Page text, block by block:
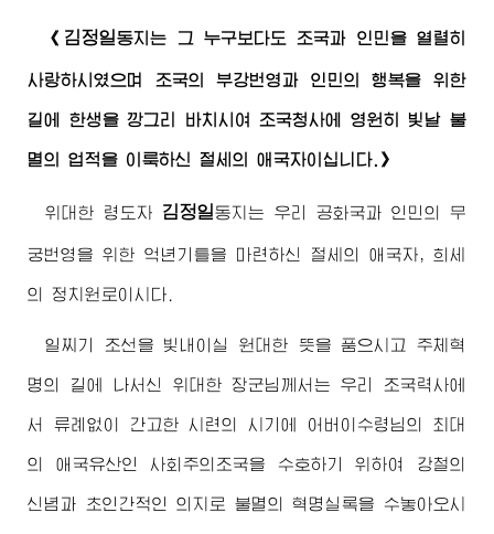
《 김정일동지는 그 누구보다도 조국과 인민을 열렬히
사랑하시였으며 조국의 부강번영과 인민의 행복을 위한
길에 한생을 깡그리 바치시여 조국청사에 영원히 빛날 불
멸의 업적을 이룩하신 절세의 애국자이십니다.》
위대한 령도자 김정일동지는 우리 공화국과 인민의 무
궁번영을 위한 억년기틀을 마련하신 절세의 애국자, 희세
의 정치원로이시다.
일찌기 조선을 빛내이실 원대한 뜻을 품으시고 주체혁
명의 길에 나서신 위대한 장군님 께서는 우리 조국력사에
서 류례없이 간고한 시련의 시기에 어버이수령님의 최대
의 애국유산인 사회주의조국을 수호하기 위하여 강철의
신념과 초인간적인 의지로 불멸의 혁명실록을 수놓아오시